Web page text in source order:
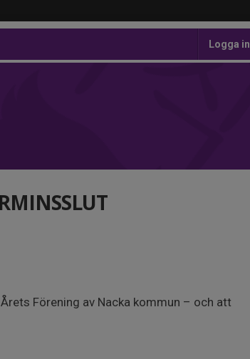
Logga in
Förening av Nacka kommun – och att